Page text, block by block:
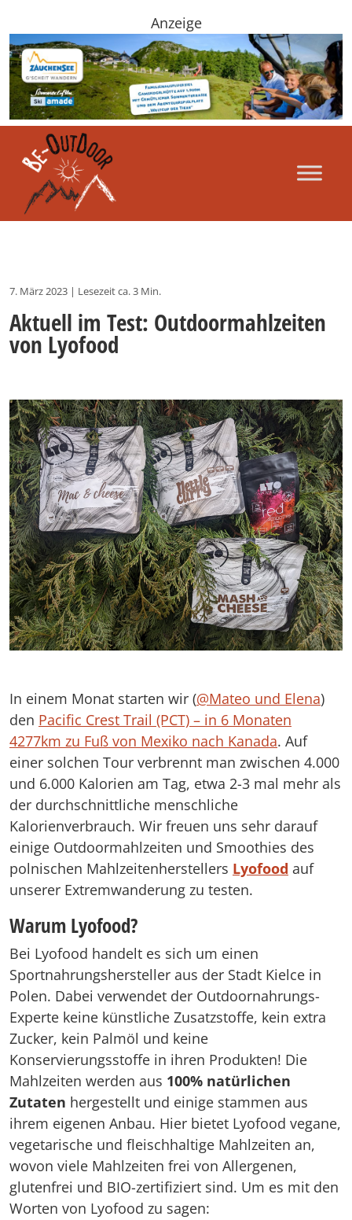
Anzeige
7. März 2023 | Lesezeit ca. 3 Min.
Aktuell im Test: Outdoormahlzeiten
von Lyofood
In einem Monat starten wir (@Mateo und Elena)
den Pacific Crest Trail (PCT) – in 6 Monaten
4277km zu Fuß von Mexiko nach Kanada. Auf
einer solchen Tour verbrennt man zwischen 4.000
und 6.000 Kalorien am Tag, etwa 2-3 mal mehr als
der durchschnittliche menschliche
Kalorienverbrauch. Wir freuen uns sehr darauf
einige Outdoormahlzeiten und Smoothies des
polnischen Mahlzeitenherstellers Lyofood auf
unserer Extremwanderung zu testen.
Warum Lyofood?
Bei Lyofood handelt es sich um einen
Sportnahrungshersteller aus der Stadt Kielce in
Polen. Dabei verwendet der Outdoornahrungs-
Experte keine künstliche Zusatzstoffe, kein extra
Zucker, kein Palmöl und keine
Konservierungsstoffe in ihren Produkten! Die
Mahlzeiten werden aus 100% natürlichen
Zutaten hergestellt und einige stammen aus
ihrem eigenen Anbau. Hier bietet Lyofood vegane,
vegetarische und fleischhaltige Mahlzeiten an,
wovon viele Mahlzeiten frei von Allergenen,
glutenfrei und BIO-zertifiziert sind. Um es mit den
Worten von Lyofood zu sagen: